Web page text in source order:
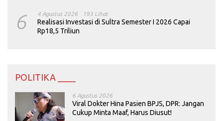
6 4 Agustus 2026 193 Lihat
Realisasi Investasi di Sultra Semester I 2026 Capai
Rp18,5 Triliun
POLITIKA ____
6 Agustus 2026
Viral Dokter Hina Pasien BPJS, DPR: Jangan
Cukup Minta Maaf, Harus Diusut!